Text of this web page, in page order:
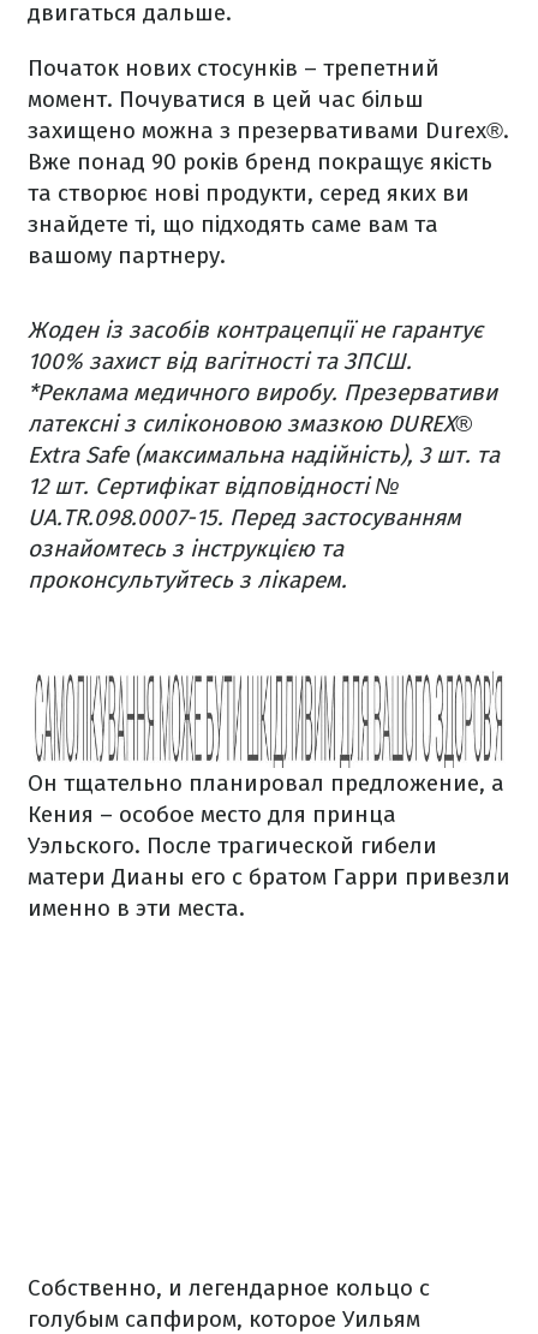
двигаться дальше.
Початок нових стосунків – трепетний
момент. Почуватися в цей час більш
захищено можна з презервативами Durex®.
Вже понад 90 років бренд покращує якість
та створює нові продукти, серед яких ви
знайдете ті, що підходять саме вам та
вашому партнеру.
Жоден із засобів контрацепції не гарантує
100% захист від вагітності та ЗПСШ.
*Реклама медичного виробу. Презервативи
латексні з силіконовою змазкою DUREX®
Extra Safe (максимальна надійність), 3 шт. та
12 шт. Сертифікат відповідності №
UA.TR.098.0007-15. Перед застосуванням
ознайомтесь з інструкцією та
проконсультуйтесь з лікарем.
Он тщательно планировал предложение, а
Кения – особое место для принца
Уэльского. После трагической гибели
матери Дианы его с братом Гарри привезли
именно в эти места.
Собственно, и легендарное кольцо с
голубым сапфиром, которое Уильям